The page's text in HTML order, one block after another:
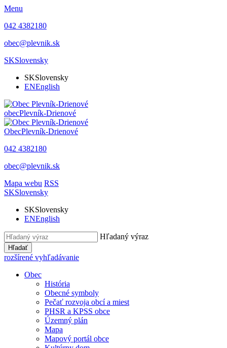
Menu
042 4382180
obec@plevnik.sk
SKSlovensky
SKSlovensky
ENEnglish
obecPlevník-Drienové
ObecPlevník-Drienové
042 4382180
obec@plevnik.sk
Mapa webu RSS
SKSlovensky
SKSlovensky
ENEnglish
Hľadaný výraz
Hľadať
rozšírené vyhľadávanie
Obec
História
Obecné symboly
Pečať rozvoja obcí a miest
PHSR a KPSS obce
Územný plán
Mapa
Mapový portál obce